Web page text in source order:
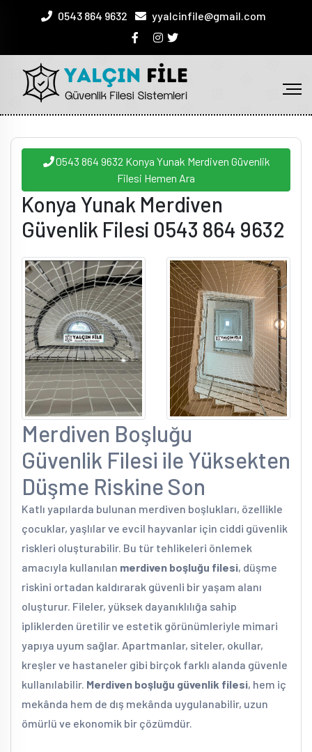
0543 864 9632 yyalcinfile@gmail.com
0543 864 9632 Konya Yunak Merdiven Güvenlik
Filesi Hemen Ara
Konya Yunak Merdiven
Güvenlik Filesi 0543 864 9632
Merdiven Boşluğu
Güvenlik Filesi ile Yüksekten
Düşme Riskine Son
Katlı yapılarda bulunan merdiven boşlukları, özellikle
çocuklar, yaşlılar ve evcil hayvanlar için ciddi güvenlik
riskleri oluşturabilir. Bu tür tehlikeleri önlemek
amacıyla kullanılan merdiven boşluğu filesi, düşme
riskini ortadan kaldırarak güvenli bir yaşam alanı
oluşturur. Fileler, yüksek dayanıklılığa sahip
ipliklerden üretilir ve estetik görünümleriyle mimari
yapıya uyum sağlar. Apartmanlar, siteler, okullar,
kreşler ve hastaneler gibi birçok farklı alanda güvenle
kullanılabilir. Merdiven boşluğu güvenlik filesi, hem iç
mekânda hem de dış mekânda uygulanabilir, uzun
ömürlü ve ekonomik bir çözümdür.